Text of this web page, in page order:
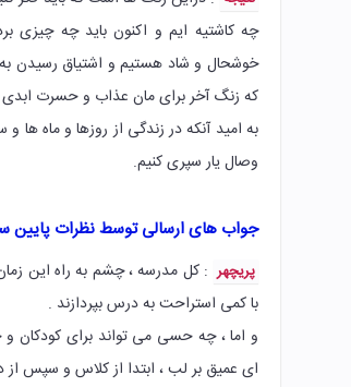
چه کاشتیه ایم و اکنون باید چه
خوشحال و شاد هستیم و اشتیاق رسیدن
که زنگ آخر برای مان عذاب و حسرت ابدی
به امید آنکه در زندگی از روزها و ماه ها
وصال یار سپری کنیم.
جواب های ارسالی توسط نظرات پایین
پریچهر : کل مدرسه ، چشم به راه این
با کمی استراحت به درس بپردازند .
و اما ، چه حسی می تواند برای کودکان و
ای عمیق بر لب ، ابتدا از کلاس و سپس